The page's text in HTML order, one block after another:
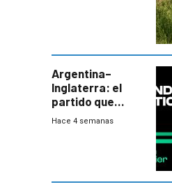
departamental
Argentina–
Inglaterra: el
partido que
nunca termina
Hace 4 semanas